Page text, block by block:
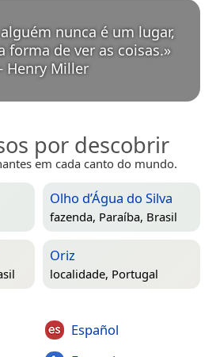
nunca é um lugar,
forma de ver as coisas.
Henry Miller
por descobrir
em cada canto do mundo.
Olho d’Água do Silva
fazenda, Paraíba, Brasil
Oriz
localidade, Portugal
Español